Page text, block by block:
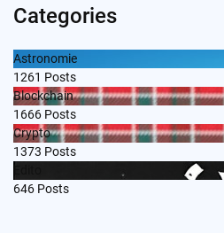
Categories
Astronomie
1261 Posts
Blockchain
1666 Posts
Crypto
1373 Posts
646 Posts